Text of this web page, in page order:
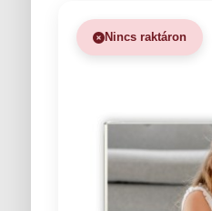
Nincs raktáron